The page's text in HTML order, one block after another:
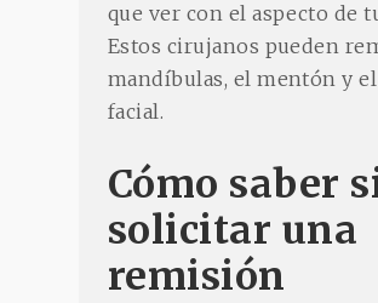
que ver con el aspecto de
Estos cirujanos pueden
mandíbulas, el mentón y
facial.
Cómo saber
solicitar una
remisión